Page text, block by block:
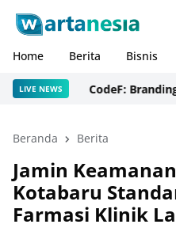
Home Berita Bisnis
LIVE NEWS CodeF: Branding
Beranda Berita
Jamin
Kotabaru
Farmasi Klinik